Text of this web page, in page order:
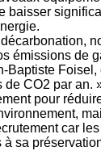
baisser
.
émissions de
Baptiste
de CO2 par an.
pour
car
sa